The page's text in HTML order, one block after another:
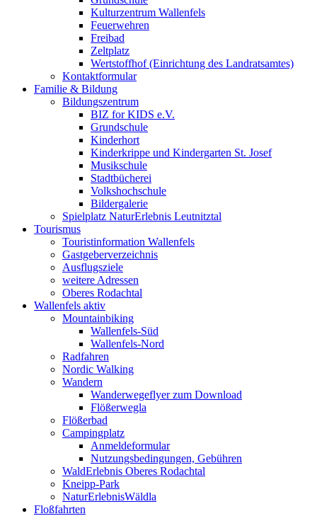
Kulturzentrum Wallenfels
Feuerwehren
Freibad
Zeltplatz
Wertstoffhof (Einrichtung des Landratsamtes)
Kontaktformular
Familie & Bildung
Bildungszentrum
BIZ for KIDS e.V.
Grundschule
Kinderhort
Kinderkrippe und Kindergarten St. Josef
Musikschule
Stadtbücherei
Volkshochschule
Bildergalerie
Spielplatz NaturErlebnis Leutnitztal
Tourismus
Touristinformation Wallenfels
Gastgeberverzeichnis
Ausflugsziele
weitere Adressen
Oberes Rodachtal
Wallenfels aktiv
Mountainbiking
Wallenfels-Süd
Wallenfels-Nord
Radfahren
Nordic Walking
Wandern
Wanderwegeflyer zum Download
Flößerwegla
Flößerbad
Campingplatz
Anmeldeformular
Nutzungsbedingungen, Gebühren
WaldErlebnis Oberes Rodachtal
Kneipp-Park
NaturErlebnisWäldla
Floßfahrten